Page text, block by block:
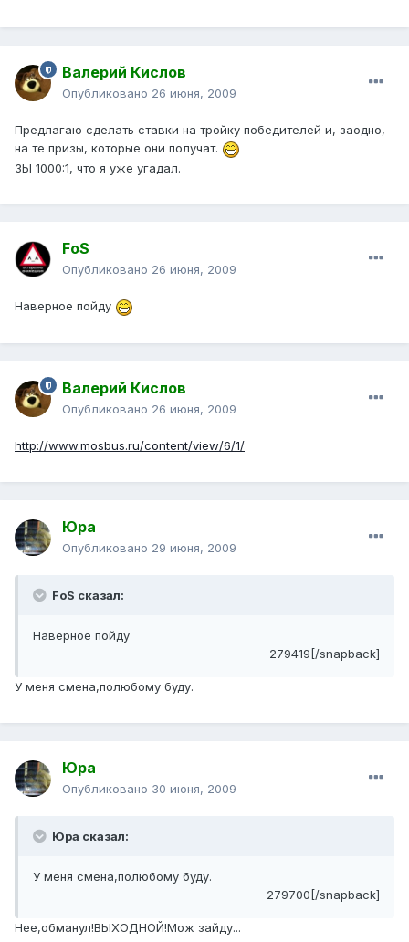
Валерий Кислов
Опубликовано 26 июня, 2009
Предлагаю сделать ставки на тройку победителей и, заодно,
на те призы, которые они получат.
ЗЫ 1000:1, что я уже угадал.
FoS
Опубликовано 26 июня, 2009
Наверное пойду
Валерий Кислов
Опубликовано 26 июня, 2009
http://www.mosbus.ru/content/view/6/1/
Юра
Опубликовано 29 июня, 2009
FoS сказал:
Наверное пойду
279419[/snapback]
У меня смена,полюбому буду.
Юра
Опубликовано 30 июня, 2009
Юра сказал:
У меня смена,полюбому буду.
279700[/snapback]
Нее,обманул!ВЫХОДНОЙ!Мож зайду...